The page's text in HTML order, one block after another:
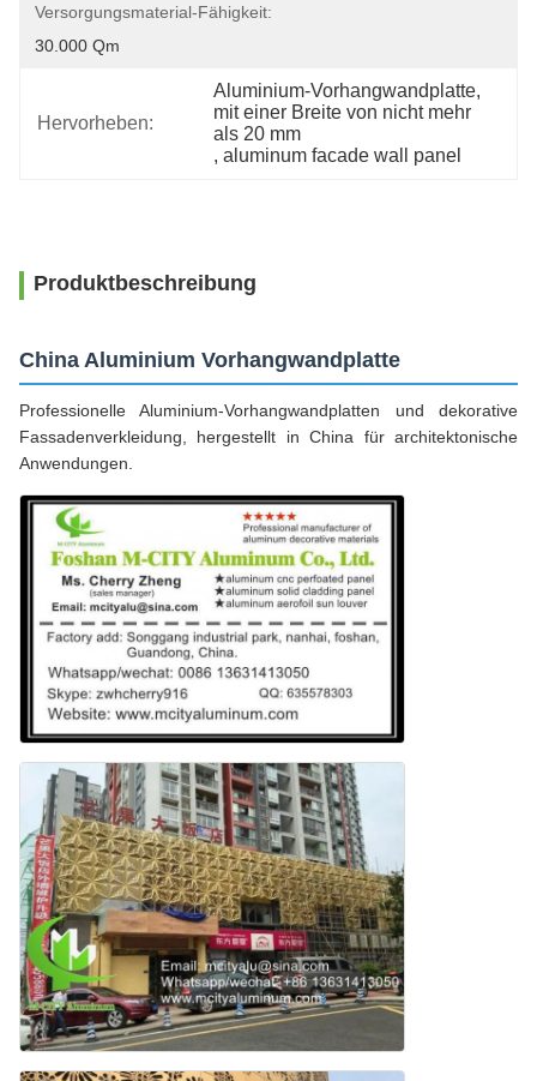
Versorgungsmaterial-Fähigkeit:
30.000 Qm
Hervorheben:
Aluminium-Vorhangwandplatte,
mit einer Breite von nicht mehr
als 20 mm
, aluminum facade wall panel
Produktbeschreibung
China Aluminium Vorhangwandplatte
Professionelle Aluminium-Vorhangwandplatten und dekorative
Fassadenverkleidung, hergestellt in China für architektonische
Anwendungen.